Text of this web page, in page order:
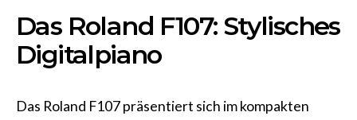
Das Roland F107: Stylisches
Digitalpiano
Das Roland F107 präsentiert sich im kompakten